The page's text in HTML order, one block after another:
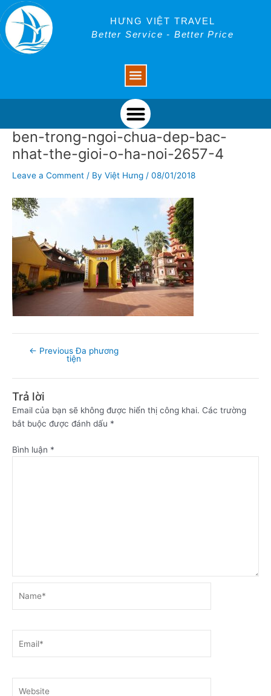
Skip
to
content
HƯNG VIỆT TRAVEL
Better Service - Better Price
Menu
ben-trong-ngoi-chua-dep-bac-
nhat-the-gioi-o-ha-noi-2657-4
Leave a Comment / By Việt Hưng / 08/01/2018
Post
navigation
← Previous Đa phương
tiện
Trả lời
Email của bạn sẽ không được hiển thị công khai. Các trường
bắt buộc được đánh dấu *
Bình luận *